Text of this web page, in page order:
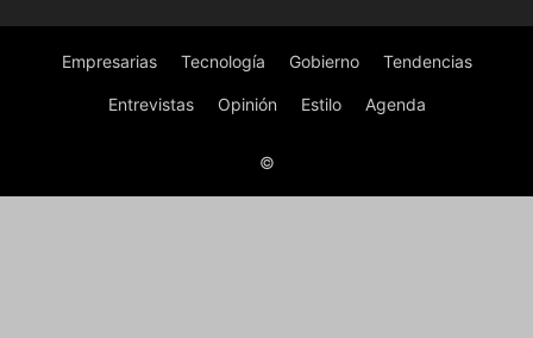
Empresarias Tecnología Gobierno Tendencias
Entrevistas Opinión Estilo Agenda
©